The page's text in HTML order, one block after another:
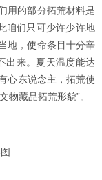
用的部分拓荒材料是
咱们只可少许少许地
地，使命条目十分辛
出来。夏天温度能达
心东说念主，拓荒使
物藏品拓荒形貌”。